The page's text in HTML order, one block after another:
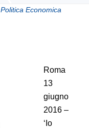
Politica Economica
Roma
13
giugno
2016 –
‘Io